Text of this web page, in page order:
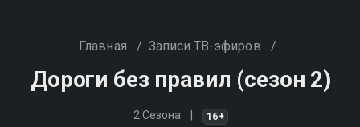
Главная / Записи ТВ-эфиров /
Дороги без правил (сезон 2)
2 Сезона 16+